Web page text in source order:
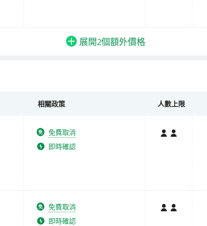
展開2個額外價格
相關政策 人數上限
免費取消
即時確認
免費取消
即時確認